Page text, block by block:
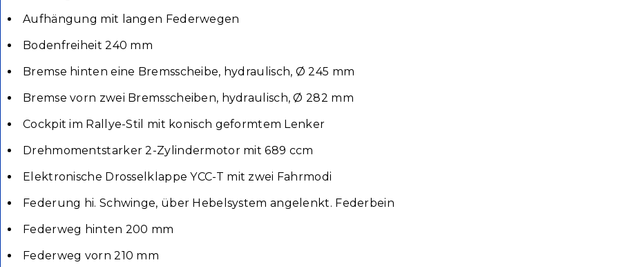
Aufhängung mit langen Federwegen
Bodenfreiheit 240 mm
Bremse hinten eine Bremsscheibe, hydraulisch, Ø 245 mm
Bremse vorn zwei Bremsscheiben, hydraulisch, Ø 282 mm
Cockpit im Rallye-Stil mit konisch geformtem Lenker
Drehmomentstarker 2-Zylindermotor mit 689 ccm
Elektronische Drosselklappe YCC-T mit zwei Fahrmodi
Federung hi. Schwinge, über Hebelsystem angelenkt. Federbein
Federweg hinten 200 mm
Federweg vorn 210 mm